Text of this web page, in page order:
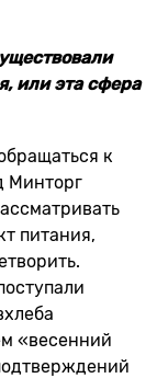
или эта сфера
к
Минторг
питания,
«весенний